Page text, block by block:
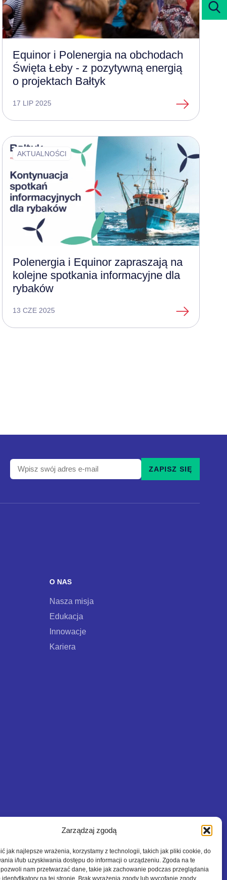
Zarządzaj zgodą
jak najlepsze wrażenia, korzystamy z technologii, takich jak pliki cookie, do
i/lub uzyskiwania dostępu do informacji o urządzeniu. Zgoda na te
nam przetwarzać dane, takie jak zachowanie podczas przeglądania
identyfikatory na tej stronie. Brak wyrażenia zgody lub wycofanie zgody
Equinor i Polenergia na obchodach
Święta Łeby - z pozytywną energią
o projektach Bałtyk
17 LIP 2025
AKTUALNOŚCI
Polenergia i Equinor zapraszają na
kolejne spotkania informacyjne dla
rybaków
13 CZE 2025
Wpisz
swój
newslettera
ZAPISZ SIĘ
O NAS
Nasza misja
Edukacja
Innowacje
Kariera